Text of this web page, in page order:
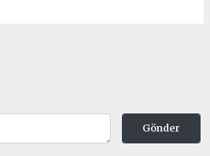
Gönder